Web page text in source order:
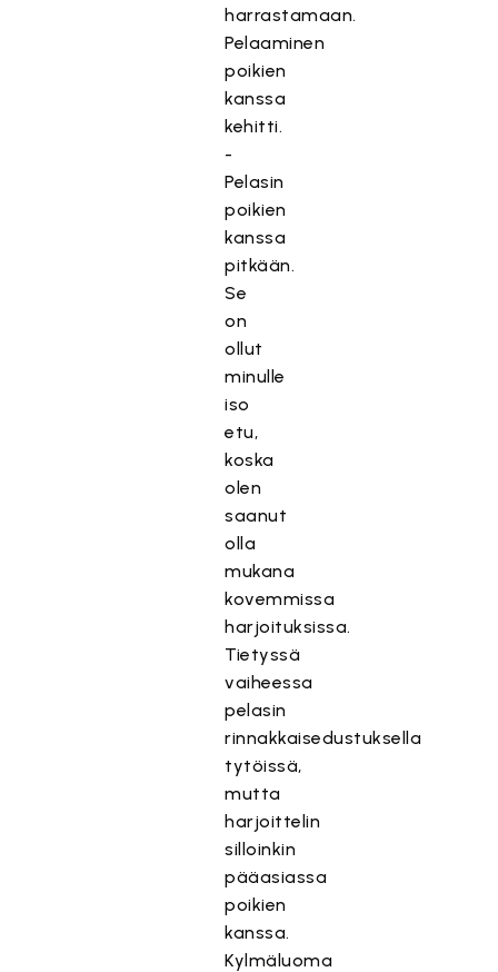
harrastamaan.
Pelaaminen
poikien
kanssa
kehitti.
-
Pelasin
poikien
kanssa
pitkään.
Se
on
ollut
minulle
iso
etu,
koska
olen
saanut
olla
mukana
kovemmissa
harjoituksissa.
Tietyssä
vaiheessa
pelasin
rinnakkaisedustuksella
tytöissä,
mutta
harjoittelin
silloinkin
pääasiassa
poikien
kanssa.
Kylmäluoma